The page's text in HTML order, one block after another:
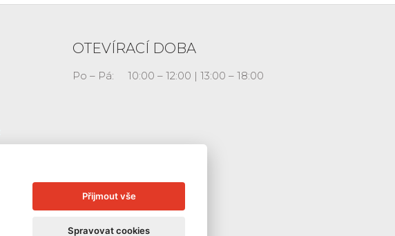
OTEVÍRACÍ DOBA
Po – Pá: 10:00 – 12:00 | 13:00 – 18:00
Přijmout vše
Spravovat cookies